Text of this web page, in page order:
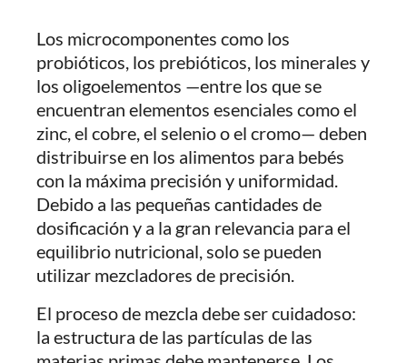
Los microcomponentes como los
probióticos, los prebióticos, los minerales y
los oligoelementos —entre los que se
encuentran elementos esenciales como el
zinc, el cobre, el selenio o el cromo— deben
distribuirse en los alimentos para bebés
con la máxima precisión y uniformidad.
Debido a las pequeñas cantidades de
dosificación y a la gran relevancia para el
equilibrio nutricional, solo se pueden
utilizar mezcladores de precisión.
El proceso de mezcla debe ser cuidadoso:
la estructura de las partículas de las